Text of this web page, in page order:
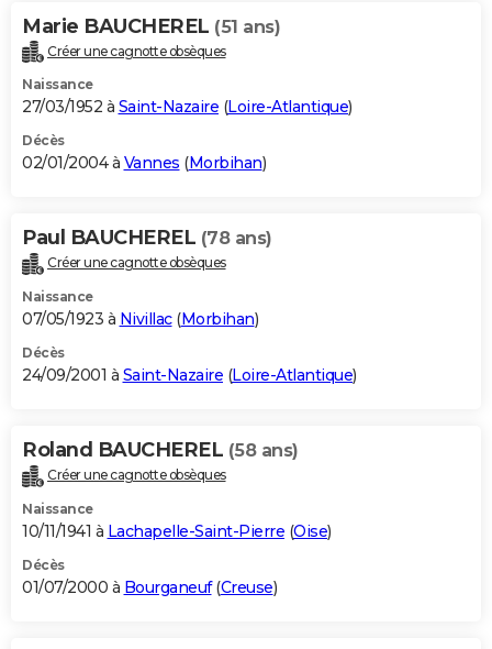
Marie BAUCHEREL (51 ans)
Créer une cagnotte obsèques
Naissance
27/03/1952 à Saint-Nazaire (Loire-Atlantique)
Décès
02/01/2004 à Vannes (Morbihan)
Paul BAUCHEREL (78 ans)
Créer une cagnotte obsèques
Naissance
07/05/1923 à Nivillac(Morbihan)
Décès
24/09/2001 à Saint-Nazaire (Loire-Atlantique)
Roland BAUCHEREL (58 ans)
Créer une cagnotte obsèques
Naissance
10/11/1941 à Lachapelle-Saint-Pierre (Oise)
Décès
01/07/2000 à Bourganeuf(Creuse)